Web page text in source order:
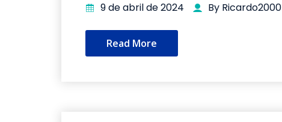
9 de abril de 2024 By Ricardo2000
Read More